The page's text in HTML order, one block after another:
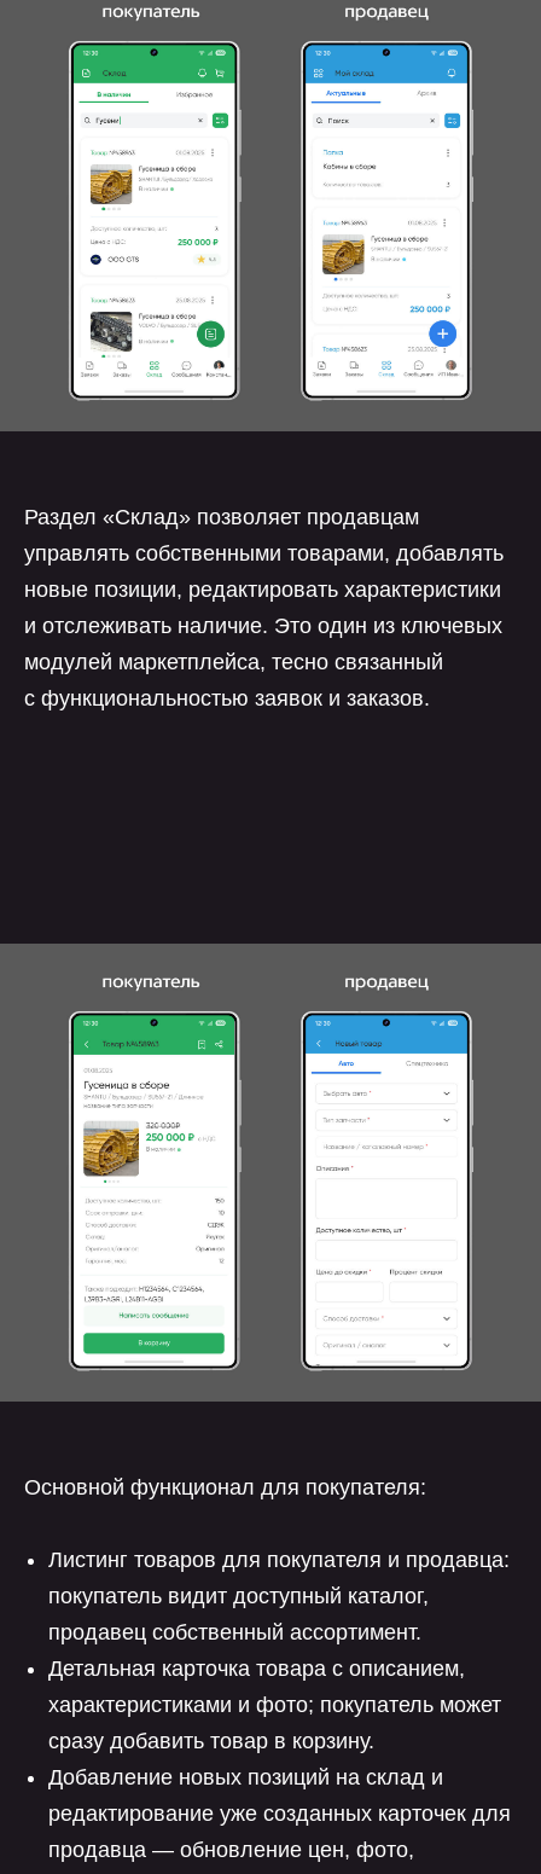
Раздел «Склад» позволяет продавцам
управлять собственными товарами, добавлять
новые позиции, редактировать характеристики
и отслеживать наличие. Это один из ключевых
модулей маркетплейса, тесно связанный
с функциональностью заявок и заказов.
Основной функционал для покупателя:
Листинг товаров для покупателя и продавца:
покупатель видит доступный каталог,
продавец собственный ассортимент.
Детальная карточка товара с описанием,
характеристиками и фото; покупатель может
сразу добавить товар в корзину.
Добавление новых позиций на склад и
редактирование уже созданных карточек для
продавца — обновление цен, фото,